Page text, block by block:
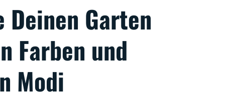
Deinen Garten
Farben und
Modi